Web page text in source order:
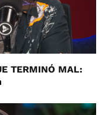
TERMINÓ MAL: